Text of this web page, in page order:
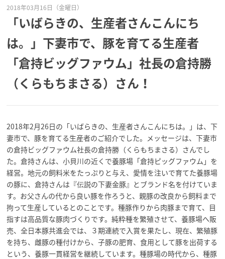
2018年03月16日（金曜日）
「いばらきの、生産者さんこんにち
は。」下妻市で、豚を育てる生産者
「倉持ビッグファウム」社長の倉持勝
（くらもちまさる）さん！
2018年2月26日の「いばらきの、生産者さんこんにちは。」は、下
妻市で、豚を育てる生産者のご紹介でした。メッセージは、下妻市
の倉持ビッグファウム社長の倉持勝（くらもちまさる）さんでし
た。倉持さんは、小貝川の近くで養豚場「倉持ピッグファウム」を
経営。地元の飼料米をたっぷりと与え、愛情を注いで育てた養豚場
の豚に、倉持さんは『伝説の下妻金豚』とブランド名を付けていま
す。お父さんの代から良い豚を作ろうと、親豚の改良から飼料まで
拘って生産しているとのことです。種豚作りから肉豚まで育て、目
指すは高品質な豚肉づくりです。純粋種を繁殖させて、養豚場へ販
売、全日本豚共進会では、３期連続で入賞を果たし、現在、繁殖豚
を持ち、雌豚の種付けから、子豚の肥育、食用として豚を出荷する
という、養豚一貫経営を継続しています。種豚場の時代から、種豚